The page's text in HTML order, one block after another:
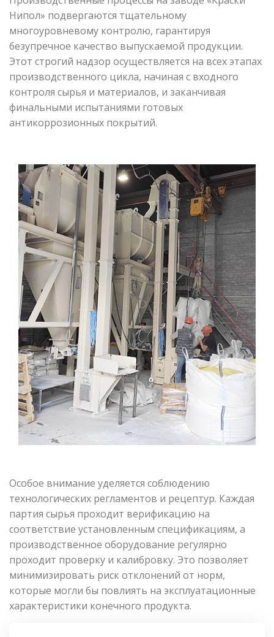
Нипол» подвергаются тщательному
многоуровневому контролю, гарантируя
безупречное качество выпускаемой продукции.
Этот строгий надзор осуществляется на всех этапах
производственного цикла, начиная с входного
контроля сырья и материалов, и заканчивая
финальными испытаниями готовых
антикоррозионных покрытий.
Особое внимание уделяется соблюдению
технологических регламентов и рецептур. Каждая
партия сырья проходит верификацию на
соответствие установленным спецификациям, а
производственное оборудование регулярно
проходит проверку и калибровку. Это позволяет
минимизировать риск отклонений от норм,
которые могли бы повлиять на эксплуатационные
характеристики конечного продукта.